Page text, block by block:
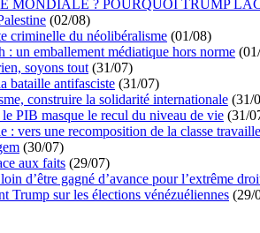
MONDIALE ? POURQUOI TRUMP
(02/08)
criminelle du néolibéralisme (01/08)
un emballement médiatique hors norme
soyons tout (31/07)
bataille antifasciste (31/07)
construire la solidarité internationale (31/
PIB masque le recul du niveau de vie (31/
: vers une recomposition de la classe
(30/07)
aux faits (29/07)
d’être gagné d’avance pour l’extrême
Trump sur les élections vénézuéliennes (29/